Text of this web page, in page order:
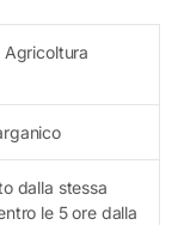
Agricoltura
dalla stessa
le 5 ore dalla